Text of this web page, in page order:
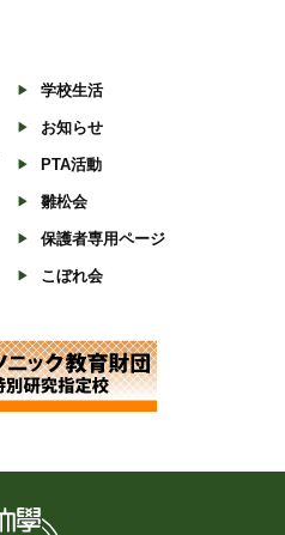
学校生活
お知らせ
PTA活動
雛松会
保護者専用ページ
こぼれ会